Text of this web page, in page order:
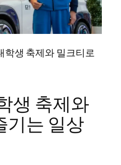
학생 축제와 밀크티로
생 축제와
기는 일상